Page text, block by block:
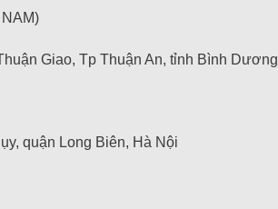
Giao, Tp Thuận An, tỉnh Bình Dương
quận Long Biên, Hà Nội